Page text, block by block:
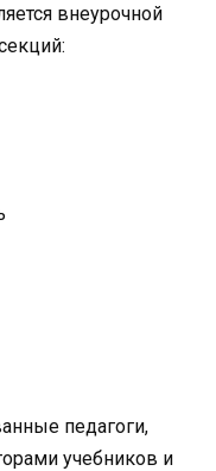
внеурочной
педагоги,
учебников и